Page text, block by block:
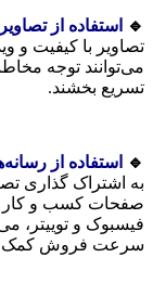
🔹
استفاده از
تصاویر با کیفیت و
می‌توانند توجه
تسریع بخشند.
🔹
استفاده از
به اشتراک گذاری
صفحات کسب و کار
فیسبوک و توییتر،
سرعت فروش کمک